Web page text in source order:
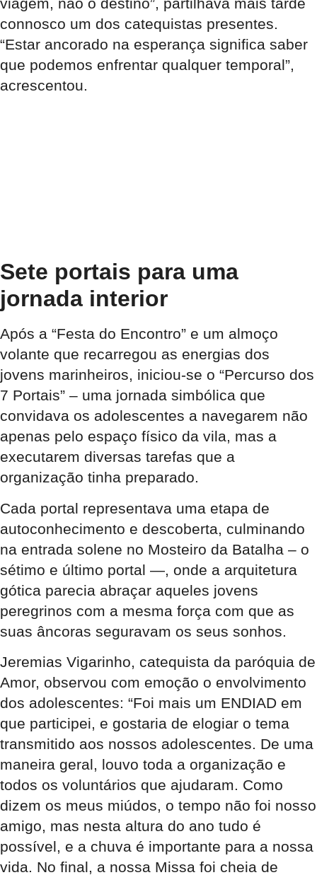
viagem, não o destino”, partilhava mais tarde
connosco um dos catequistas presentes.
“Estar ancorado na esperança significa saber
que podemos enfrentar qualquer temporal”,
acrescentou.
Sete portais para uma
jornada interior
Após a “Festa do Encontro” e um almoço
volante que recarregou as energias dos
jovens marinheiros, iniciou-se o “Percurso dos
7 Portais” – uma jornada simbólica que
convidava os adolescentes a navegarem não
apenas pelo espaço físico da vila, mas a
executarem diversas tarefas que a
organização tinha preparado.
Cada portal representava uma etapa de
autoconhecimento e descoberta, culminando
na entrada solene no Mosteiro da Batalha – o
sétimo e último portal —, onde a arquitetura
gótica parecia abraçar aqueles jovens
peregrinos com a mesma força com que as
suas âncoras seguravam os seus sonhos.
Jeremias Vigarinho, catequista da paróquia de
Amor, observou com emoção o envolvimento
dos adolescentes: “Foi mais um ENDIAD em
que participei, e gostaria de elogiar o tema
transmitido aos nossos adolescentes. De uma
maneira geral, louvo toda a organização e
todos os voluntários que ajudaram. Como
dizem os meus miúdos, o tempo não foi nosso
amigo, mas nesta altura do ano tudo é
possível, e a chuva é importante para a nossa
vida. No final, a nossa Missa foi cheia de